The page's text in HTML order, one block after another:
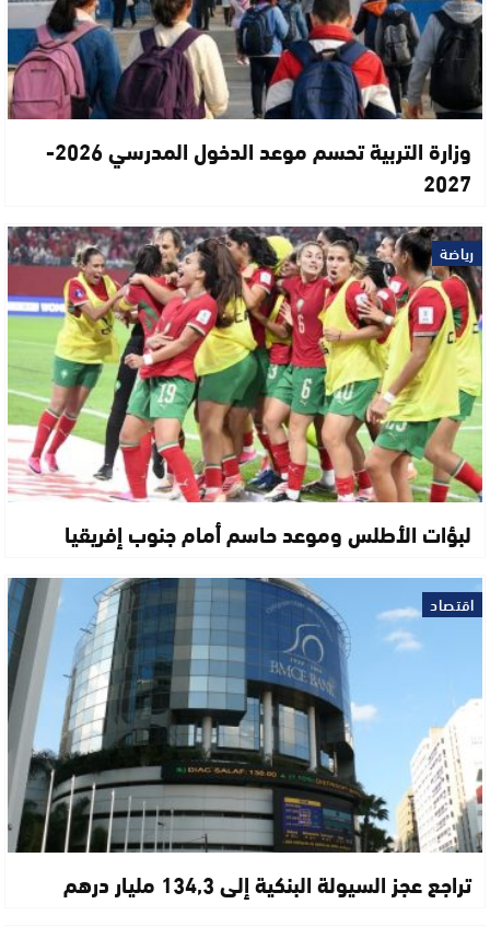
وزارة التربية تحسم موعد الدخول المدرسي 2026-
2027
رياضة
لبؤات الأطلس وموعد حاسم أمام جنوب إفريقيا
اقتصاد
تراجع عجز السيولة البنكية إلى 134,3 مليار درهم